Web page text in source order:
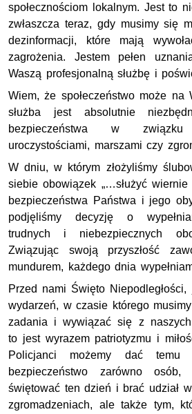
społecznościom lokalnym. Jest to
zwłaszcza teraz, gdy musimy się
dezinformacji, które mają
zagrożenia. Jestem pełen
Waszą profesjonalną służbę i
Wiem, że społeczeństwo może na
służba jest absolutnie
bezpieczeństwa w
uroczystościami, marszami czy
W dniu, w którym złożyliśmy
siebie obowiązek „…służyć
bezpieczeństwa Państwa i jego
podjęliśmy decyzję o
trudnych i niebezpiecznych
Związując swoją przyszłość
mundurem, każdego dnia
Przed nami Święto
wydarzeń, w czasie którego
zadania i wywiązać się z
to jest wyrazem patriotyzmu i
Policjanci możemy dać temu
bezpieczeństwo zarówno
świętować ten dzień i brać udział
zgromadzeniach, ale także tym,